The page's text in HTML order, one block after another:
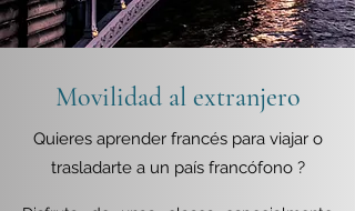
Movilidad al extranjero
Quieres aprender francés para viajar o
trasladarte a un país francófono ?